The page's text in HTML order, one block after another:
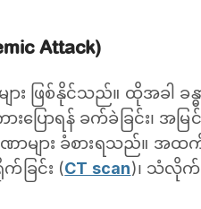
Attack)
ျား ဖြစ်နိုင်သည်။ ထိုအခါ
ပြောရန် ခက်ခဲခြင်း၊ အမြ
များ ခံစားရသည်။ အထက်
ခြင်း (CT scan)၊ သံလိုက်